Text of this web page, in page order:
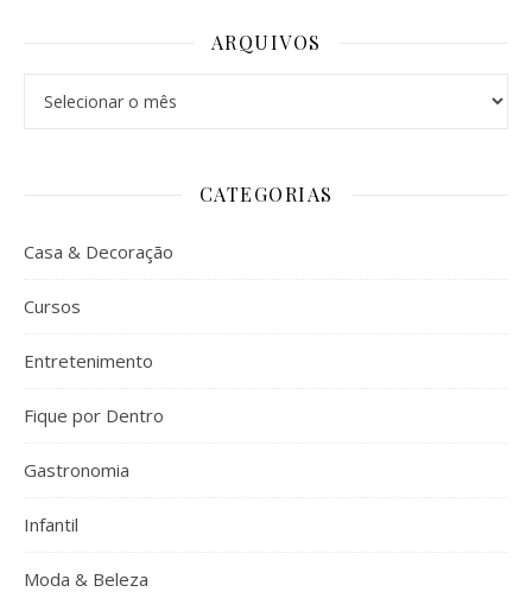
ARQUIVOS
CATEGORIAS
Casa & Decoração
Cursos
Entretenimento
Fique por Dentro
Gastronomia
Infantil
Moda & Beleza